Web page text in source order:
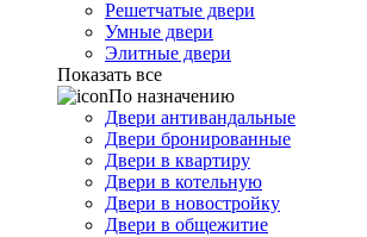
Решетчатые двери
Умные двери
Элитные двери
Показать все
По назначению
Двери антивандальные
Двери бронированные
Двери в квартиру
Двери в котельную
Двери в новостройку
Двери в общежитие